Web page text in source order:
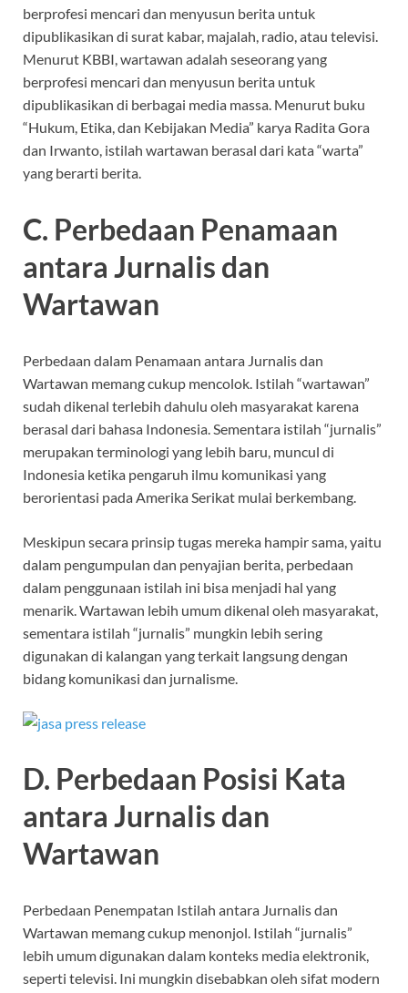
berprofesi mencari dan menyusun berita untuk
dipublikasikan di surat kabar, majalah, radio, atau televisi.
Menurut KBBI, wartawan adalah seseorang yang
berprofesi mencari dan menyusun berita untuk
dipublikasikan di berbagai media massa. Menurut buku
“Hukum, Etika, dan Kebijakan Media” karya Radita Gora
dan Irwanto, istilah wartawan berasal dari kata “warta”
yang berarti berita.
C. Perbedaan Penamaan
antara Jurnalis dan
Wartawan
Perbedaan dalam Penamaan antara Jurnalis dan
Wartawan memang cukup mencolok. Istilah “wartawan”
sudah dikenal terlebih dahulu oleh masyarakat karena
berasal dari bahasa Indonesia. Sementara istilah “jurnalis”
merupakan terminologi yang lebih baru, muncul di
Indonesia ketika pengaruh ilmu komunikasi yang
berorientasi pada Amerika Serikat mulai berkembang.
Meskipun secara prinsip tugas mereka hampir sama, yaitu
dalam pengumpulan dan penyajian berita, perbedaan
dalam penggunaan istilah ini bisa menjadi hal yang
menarik. Wartawan lebih umum dikenal oleh masyarakat,
sementara istilah “jurnalis” mungkin lebih sering
digunakan di kalangan yang terkait langsung dengan
bidang komunikasi dan jurnalisme.
D. Perbedaan Posisi Kata
antara Jurnalis dan
Wartawan
Perbedaan Penempatan Istilah antara Jurnalis dan
Wartawan memang cukup menonjol. Istilah “jurnalis”
lebih umum digunakan dalam konteks media elektronik,
seperti televisi. Ini mungkin disebabkan oleh sifat modern